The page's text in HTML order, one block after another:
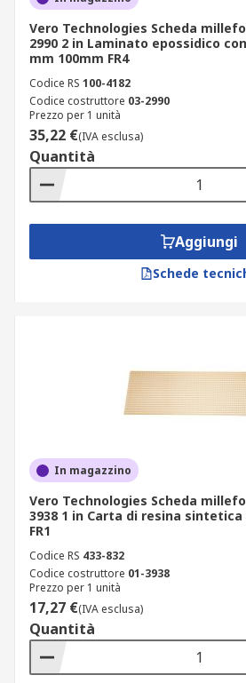
Vero Technologies Scheda
2990 2 in Laminato epossidico
mm 100mm FR4
Codice RS 100-4182
Codice costruttore 03-2990
Prezzo per 1 unità
35,22 €(IVA esclusa)
Quantità
Aggiungi
Schede
In magazzino
Vero Technologies Scheda
3938 1 in Carta di resina sintetica
FR1
Codice RS 433-832
Codice costruttore 01-3938
Prezzo per 1 unità
17,27 €(IVA esclusa)
Quantità